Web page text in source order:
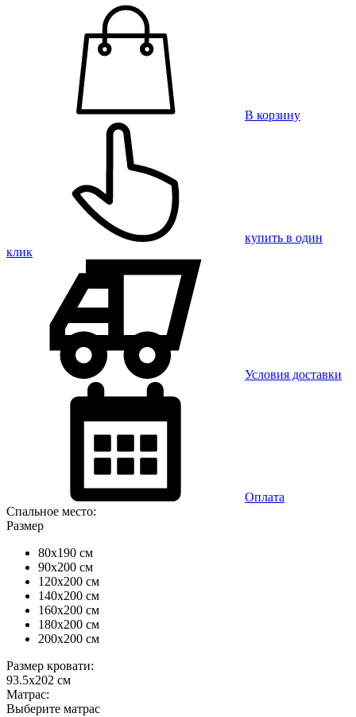
В корзину
купить в один
клик
Условия доставки
Оплата
Спальное место:
Размер
80x190 см
90x200 см
120x200 см
140x200 см
160x200 см
180x200 см
200x200 см
Размер кровати:
93.5x202 см
Матрас:
Выберите матрас